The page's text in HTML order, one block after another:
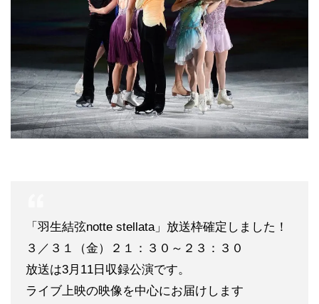
「羽生結弦notte stellata」放送枠確定しました！
３／３１（金）２１：３０～２３：３０
放送は3月11日収録公演です。
ライブ上映の映像を中心にお届けします